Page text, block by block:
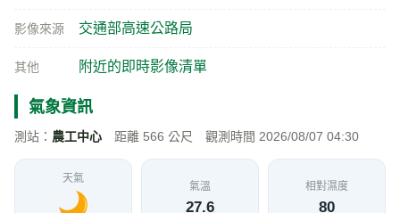
影像來源 交通部高速公路局
其他 附近的即時影像清單
氣象資訊
測站： 農工中心 距離 566 公尺 觀測時間 2026/08/07 04:30
天氣
氣溫
27.6
相對濕度
80